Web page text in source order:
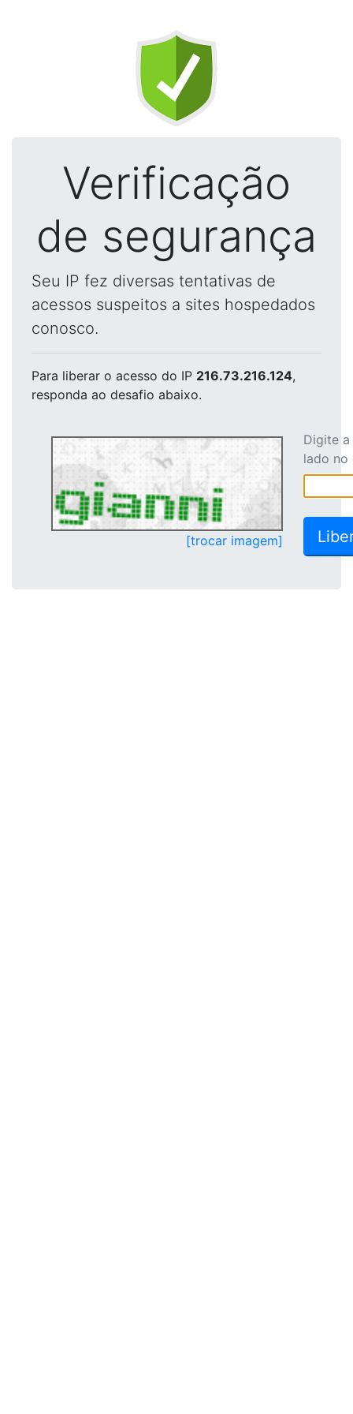
Verificação
de segurança
Seu IP fez diversas tentativas de
acessos suspeitos a sites hospedados
conosco.
Para liberar o acesso do IP 216.73.216.124,
responda ao desafio abaixo.
[trocar imagem]
Digite
lado no